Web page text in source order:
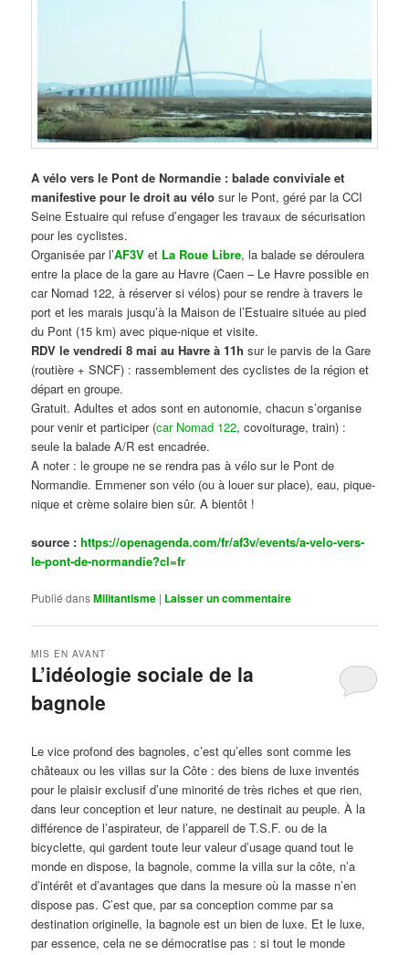
A vélo vers le Pont de Normandie : balade conviviale et
manifestive pour le droit au vélo sur le Pont, géré par la CCI
Seine Estuaire qui refuse d’engager les travaux de sécurisation
pour les cyclistes.
Organisée par l’AF3V et La Roue Libre, la balade se déroulera
entre la place de la gare au Havre (Caen – Le Havre possible en
car Nomad 122, à réserver si vélos) pour se rendre à travers le
port et les marais jusqu’à la Maison de l’Estuaire située au pied
du Pont (15 km) avec pique-nique et visite.
RDV le vendredi 8 mai au Havre à 11h sur le parvis de la Gare
(routière + SNCF) : rassemblement des cyclistes de la région et
départ en groupe.
Gratuit. Adultes et ados sont en autonomie, chacun s’organise
pour venir et participer (car Nomad 122, covoiturage, train) :
seule la balade A/R est encadrée.
A noter : le groupe ne se rendra pas à vélo sur le Pont de
Normandie. Emmener son vélo (ou à louer sur place), eau, pique-
nique et crème solaire bien sûr. A bientôt !
source :https://openagenda.com/fr/af3v/events/a-velo-vers-
le-pont-de-normandie?cl=fr
Publié dansMilitantisme | Laisser un commentaire
L’idéologie sociale de la
bagnole
MIS EN AVANT
Le vice profond des bagnoles, c’est qu’elles sont comme les
châteaux ou les villas sur la Côte : des biens de luxe inventés
pour le plaisir exclusif d’une minorité de très riches et que rien,
dans leur conception et leur nature, ne destinait au peuple. À la
différence de l’aspirateur, de l’appareil de T.S.F. ou de la
bicyclette, qui gardent toute leur valeur d’usage quand tout le
monde en dispose, la bagnole, comme la villa sur la côte, n’a
d’intérêt et d’avantages que dans la mesure où la masse n’en
dispose pas. C’est que, par sa conception comme par sa
destination originelle, la bagnole est un bien de luxe. Et le luxe,
par essence, cela ne se démocratise pas : si tout le monde